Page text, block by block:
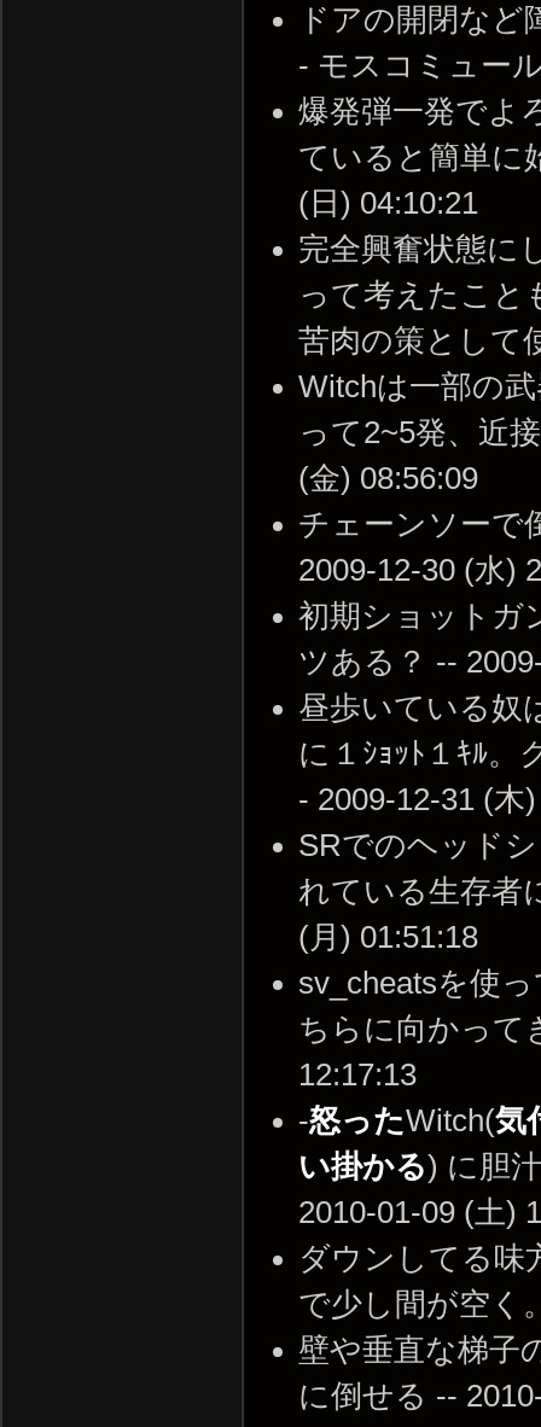
ドアの開閉な
- モスコミュー
爆発弾一発でよ
ていると簡単に
(日) 04:10:21
完全興奮状態に
って考えたこと
苦肉の策として
Witchは一部の
って2~5発、近
(金) 08:56:09
チェーンソーで
2009-12-30 (水)
初期ショットガ
ツある？ --
昼歩いている奴
に１ｼｮｯﾄ１ｷﾙ
- 2009-12-31 (木
SRでのヘッド
れている生存者
(月) 01:51:18
sv_cheatsを使
ちらに向かって
12:17:13
-怒ったWitch(気
い掛かる) に胆
2010-01-09 (土)
ダウンしてる味
で少し間が空く
壁や垂直な梯子
に倒せる --